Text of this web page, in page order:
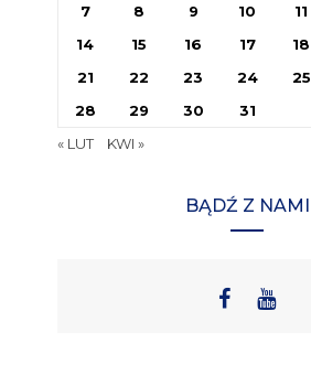
7
8 9 10 11
14
15 16 17 18
21
22 23 24 25
28
29 30
31
« LUT
KWI »
BĄDŹ Z NAMI